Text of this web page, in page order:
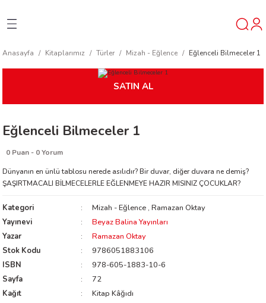
Anasayfa Kitaplarımız Türler Mizah - Eğlence Eğlenceli Bilmeceler 1
SATIN AL
Eğlenceli Bilmeceler 1
0 Puan - 0 Yorum
Dünyanın en ünlü tablosu nerede asılıdır? Bir duvar, diğer duvara ne demiş?
ŞAŞIRTMACALI BİLMECELERLE EĞLENMEYE HAZIR MISINIZ ÇOCUKLAR?
Kategori Mizah - Eğlence , Ramazan Oktay
Yayınevi
Beyaz Balina Yayınları
Yazar
Ramazan Oktay
Stok Kodu
9786051883106
ISBN
978-605-1883-10-6
Sayfa
72
Kağıt
Kitap Kâğıdı